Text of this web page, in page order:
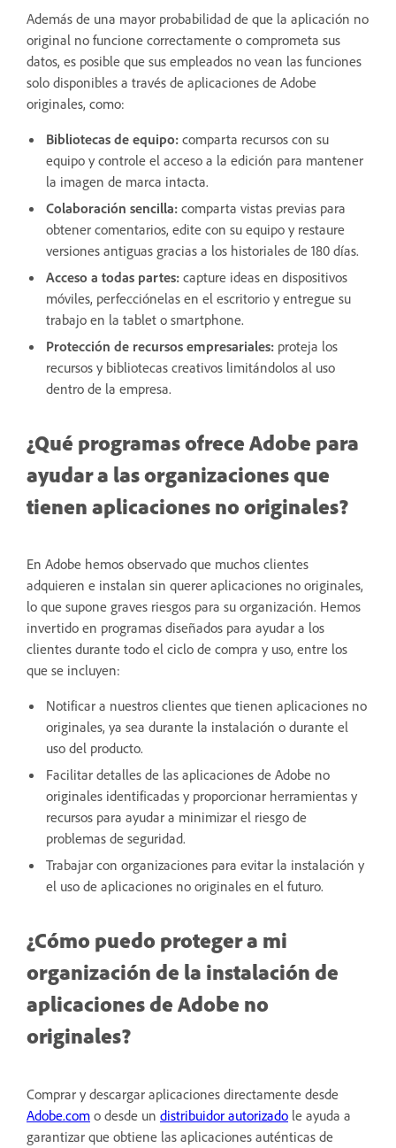
Además de una mayor probabilidad de que la aplicación no
original no funcione correctamente o comprometa sus
datos, es posible que sus empleados no vean las funciones
solo disponibles a través de aplicaciones de Adobe
originales, como:
Bibliotecas de equipo: comparta recursos con su
equipo y controle el acceso a la edición para mantener
la imagen de marca intacta.
Colaboración sencilla: comparta vistas previas para
obtener comentarios, edite con su equipo y restaure
versiones antiguas gracias a los historiales de 180 días.
Acceso a todas partes: capture ideas en dispositivos
móviles, perfecciónelas en el escritorio y entregue su
trabajo en la tablet o smartphone.
Protección de recursos empresariales: proteja los
recursos y bibliotecas creativos limitándolos al uso
dentro de la empresa.
¿Qué programas ofrece Adobe para
ayudar a las organizaciones que
tienen aplicaciones no originales?
En Adobe hemos observado que muchos clientes
adquieren e instalan sin querer aplicaciones no originales,
lo que supone graves riesgos para su organización. Hemos
invertido en programas diseñados para ayudar a los
clientes durante todo el ciclo de compra y uso, entre los
que se incluyen:
Notificar a nuestros clientes que tienen aplicaciones no
originales, ya sea durante la instalación o durante el
uso del producto.
Facilitar detalles de las aplicaciones de Adobe no
originales identificadas y proporcionar herramientas y
recursos para ayudar a minimizar el riesgo de
problemas de seguridad.
Trabajar con organizaciones para evitar la instalación y
el uso de aplicaciones no originales en el futuro.
¿Cómo puedo proteger a mi
organización de la instalación de
aplicaciones de Adobe no
originales?
Comprar y descargar aplicaciones directamente desde
Adobe.com o desde un distribuidor autorizado le ayuda a
garantizar que obtiene las aplicaciones auténticas de